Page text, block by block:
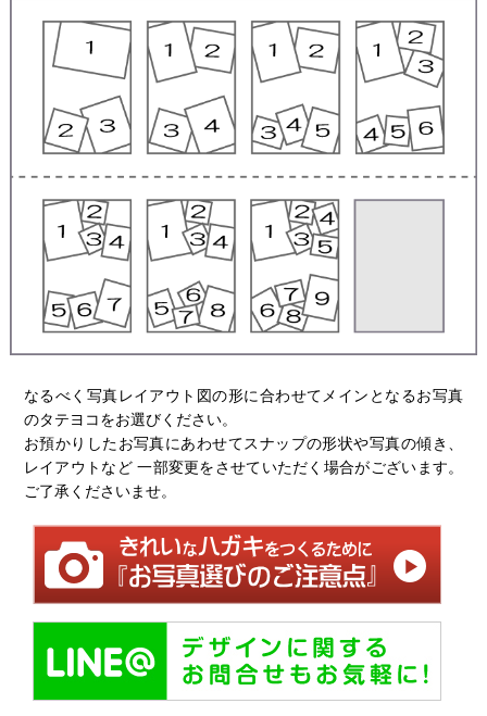
なるべく写真レイアウト図の形に合わせてメインとなるお写真
のタテヨコをお選びください。
お預かりしたお写真にあわせてスナップの形状や写真の傾き、
レイアウトなど 一部変更をさせていただく場合がございます。
ご了承くださいませ。